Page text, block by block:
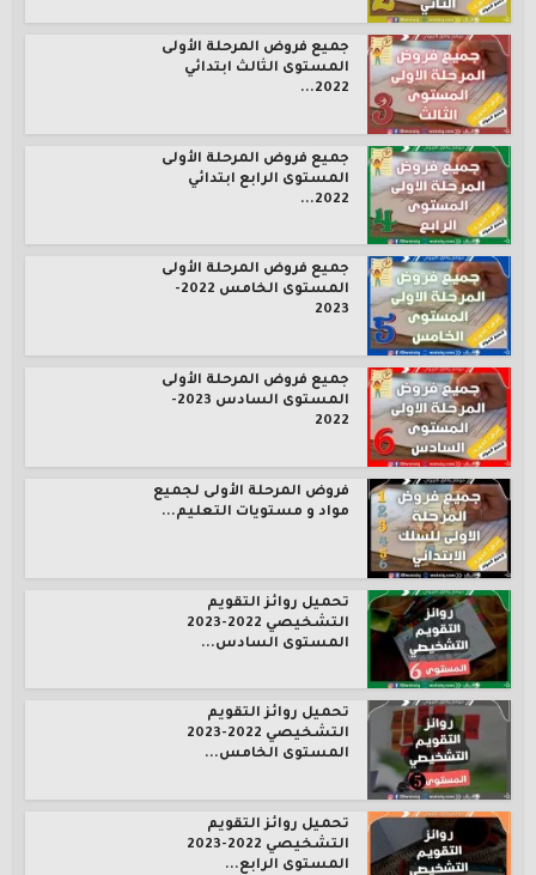
جميع فروض المرحلة الأولى
المستوى الثالث ابتدائي
2022...
جميع فروض المرحلة الأولى
المستوى الرابع ابتدائي
2022...
جميع فروض المرحلة الأولى
المستوى الخامس 2022-
2023
جميع فروض المرحلة الأولى
المستوى السادس 2023-
2022
فروض المرحلة الأولى لجميع
مواد و مستويات التعليم...
تحميل روائز التقويم
التشخيصي 2022-2023
المستوى السادس...
تحميل روائز التقويم
التشخيصي 2022-2023
المستوى الخامس...
تحميل روائز التقويم
التشخيصي 2022-2023
المستوى الرابع...